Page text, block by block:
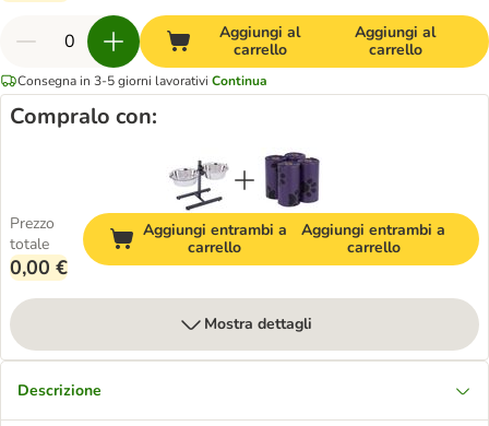
Aggiungi al
carrello
Aggiungi al
carrello
Consegna in 3-5 giorni lavorativi Continua
Compralo con:
Prezzo
totale
0,00 €
Aggiungi entrambi a
carrello
Aggiungi entrambi a
carrello
Mostra dettagli
Descrizione